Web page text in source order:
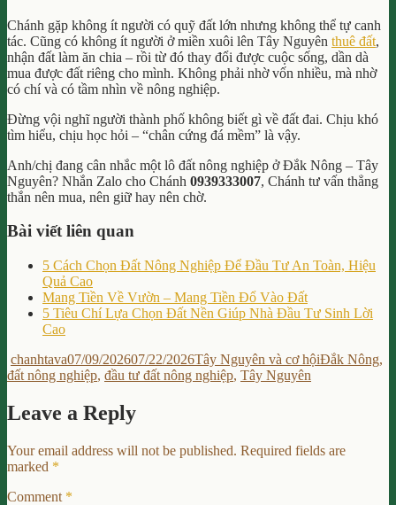
Chánh gặp không ít người có quỹ đất lớn nhưng không thể tự canh
tác. Cũng có không ít người ở miền xuôi lên Tây Nguyên thuê đất,
nhận đất làm ăn chia – rồi từ đó thay đổi được cuộc sống, dần dà
mua được đất riêng cho mình. Không phải nhờ vốn nhiều, mà nhờ
có chí và có tầm nhìn về nông nghiệp.
Đừng vội nghĩ người thành phố không biết gì về đất đai. Chịu khó
tìm hiểu, chịu học hỏi – “chân cứng đá mềm” là vậy.
Anh/chị đang cân nhắc một lô đất nông nghiệp ở Đắk Nông – Tây
Nguyên? Nhắn Zalo cho Chánh 0939333007, Chánh tư vấn thẳng
thắn nên mua, nên giữ hay nên chờ.
Bài viết liên quan
5 Cách Chọn Đất Nông Nghiệp Để Đầu Tư An Toàn, Hiệu
Quả Cao
Mang Tiền Về Vườn – Mang Tiền Đổ Vào Đất
5 Tiêu Chí Lựa Chọn Đất Nền Giúp Nhà Đầu Tư Sinh Lời
Cao
Author
chanhtavaPosted
on
07/09/202607/22/2026Categories
Tây Nguyên và cơ hộiTags
Đắk Nông,
đất nông nghiệp, đầu tư đất nông nghiệp, Tây Nguyên
Leave a Reply
Your email address will not be published. Required fields are
marked *
Comment *